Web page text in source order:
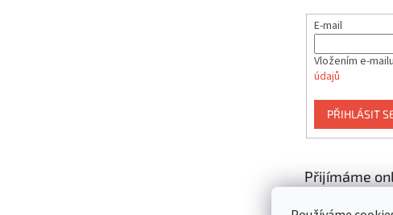
E-mail
Vložením e-
údajů
PŘIHLÁSIT
Přijímáme
platby